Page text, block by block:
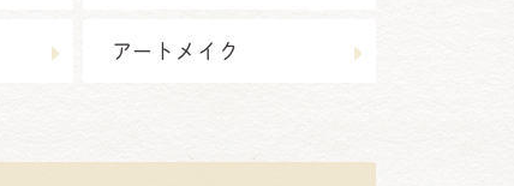
アートメイク